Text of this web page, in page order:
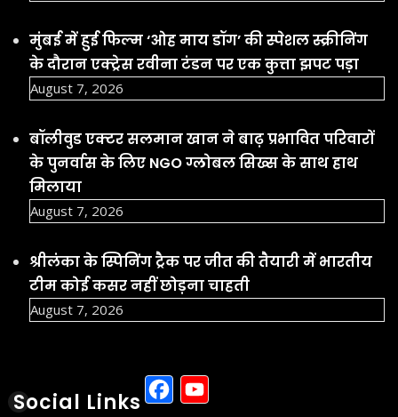
मुंबई में हुई फिल्म ‘ओह माय डॉग’ की स्पेशल स्क्रीनिंग
के दौरान एक्ट्रेस रवीना टंडन पर एक कुत्ता झपट पड़ा
August 7, 2026
बॉलीवुड एक्टर सलमान खान ने बाढ़ प्रभावित परिवारों
के पुनर्वास के लिए NGO ग्लोबल सिख्स के साथ हाथ
मिलाया
August 7, 2026
श्रीलंका के स्पिनिंग ट्रैक पर जीत की तैयारी में भारतीय
टीम कोई कसर नहीं छोड़ना चाहती
August 7, 2026
Social Links Facebook